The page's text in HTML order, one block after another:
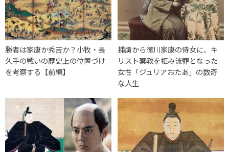
勝者は家康か秀吉か？小牧・長
久手の戦いの歴史上の位置づけ
を考察する【前編】
捕虜から徳川家康の侍女に、キ
リスト棄教を拒み流罪となった
女性「ジュリアおたあ」の数奇
な人生